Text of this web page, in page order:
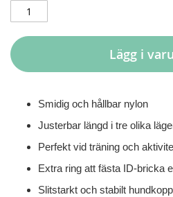
Lägg i
Smidig och hållbar nylon
Justerbar längd i tre olika
Perfekt vid träning och
Extra ring att fästa ID-bricka
Slitstarkt och stabilt